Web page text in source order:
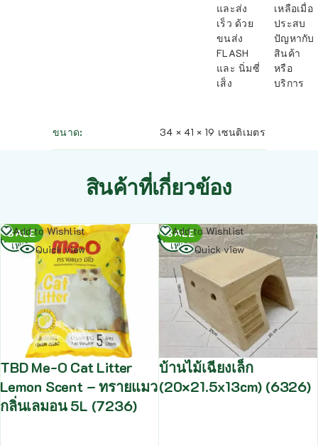
และส่ง
เร็ว ด้วย
ขนส่ง
FLASH
และ นิ่มซี่
เส็ง
เหลือเมื่อ
ประสบ
ปัญหากับ
สินค้า
หรือ
บริการ
ขนาด 34 × 41 × 19 เซนติเมตร
สินค้าที่เกี่ยวข้อง
SALE
Add to Wishlist
Quick view
TBD Me-O Cat Litter
Lemon Scent – ทรายแมว
กลิ่นเลมอน 5L (7236)
อ่าน
เพิ่ม
SALE
Add to Wishlist
Quick view
บ้านไม้เฉียงเล็ก
(20×21.5x13cm) (6326)
อ่าน
เพิ่ม